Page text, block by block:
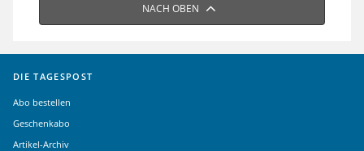
NACH OBEN
DIE TAGESPOST
Abo bestellen
Geschenkabo
Artikel-Archiv